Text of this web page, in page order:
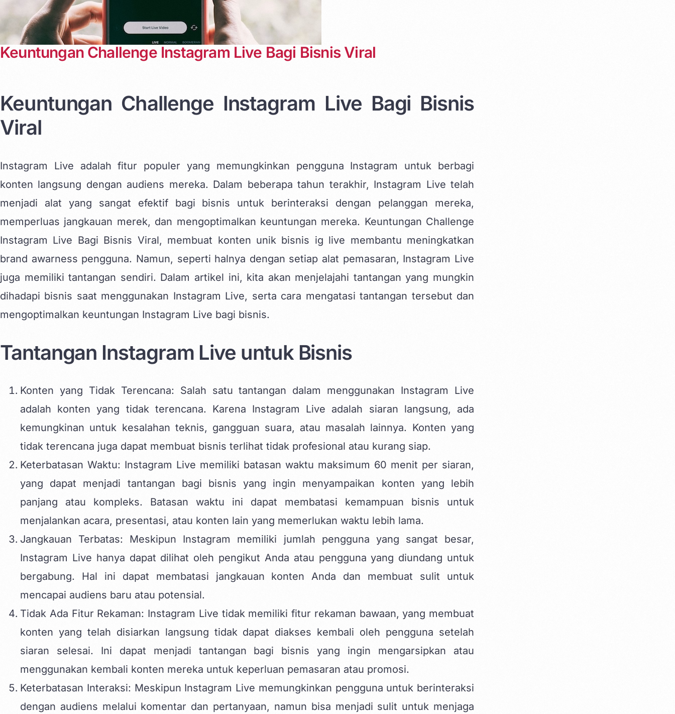
Keuntungan Challenge Instagram Live Bagi Bisnis Viral
Keuntungan Challenge Instagram Live Bagi Bisnis
Viral
Instagram Live adalah fitur populer yang memungkinkan pengguna Instagram untuk berbagi
konten langsung dengan audiens mereka. Dalam beberapa tahun terakhir, Instagram Live telah
menjadi alat yang sangat efektif bagi bisnis untuk berinteraksi dengan pelanggan mereka,
memperluas jangkauan merek, dan mengoptimalkan keuntungan mereka. Keuntungan Challenge
Instagram Live Bagi Bisnis Viral, membuat konten unik bisnis ig live membantu meningkatkan
brand awarness pengguna. Namun, seperti halnya dengan setiap alat pemasaran, Instagram Live
juga memiliki tantangan sendiri. Dalam artikel ini, kita akan menjelajahi tantangan yang mungkin
dihadapi bisnis saat menggunakan Instagram Live, serta cara mengatasi tantangan tersebut dan
mengoptimalkan keuntungan Instagram Live bagi bisnis.
Tantangan Instagram Live untuk Bisnis
Konten yang Tidak Terencana: Salah satu tantangan dalam menggunakan Instagram Live
adalah konten yang tidak terencana. Karena Instagram Live adalah siaran langsung, ada
kemungkinan untuk kesalahan teknis, gangguan suara, atau masalah lainnya. Konten yang
tidak terencana juga dapat membuat bisnis terlihat tidak profesional atau kurang siap.
Keterbatasan Waktu: Instagram Live memiliki batasan waktu maksimum 60 menit per siaran,
yang dapat menjadi tantangan bagi bisnis yang ingin menyampaikan konten yang lebih
panjang atau kompleks. Batasan waktu ini dapat membatasi kemampuan bisnis untuk
menjalankan acara, presentasi, atau konten lain yang memerlukan waktu lebih lama.
Jangkauan Terbatas: Meskipun Instagram memiliki jumlah pengguna yang sangat besar,
Instagram Live hanya dapat dilihat oleh pengikut Anda atau pengguna yang diundang untuk
bergabung. Hal ini dapat membatasi jangkauan konten Anda dan membuat sulit untuk
mencapai audiens baru atau potensial.
Tidak Ada Fitur Rekaman: Instagram Live tidak memiliki fitur rekaman bawaan, yang membuat
konten yang telah disiarkan langsung tidak dapat diakses kembali oleh pengguna setelah
siaran selesai. Ini dapat menjadi tantangan bagi bisnis yang ingin mengarsipkan atau
menggunakan kembali konten mereka untuk keperluan pemasaran atau promosi.
Keterbatasan Interaksi: Meskipun Instagram Live memungkinkan pengguna untuk berinteraksi
dengan audiens melalui komentar dan pertanyaan, namun bisa menjadi sulit untuk menjaga